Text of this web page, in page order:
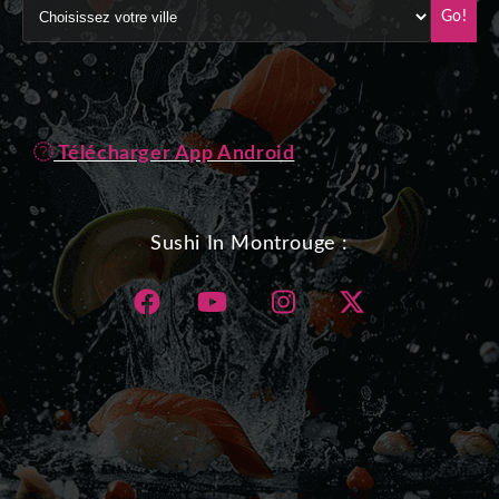
Go!
Télécharger App Android
Sushi In Montrouge :